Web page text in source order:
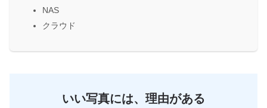
NAS
クラウド
いい写真には、理由がある